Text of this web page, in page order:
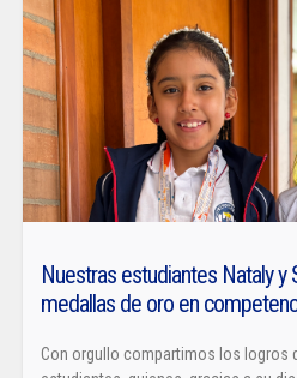
Nuestras estudiantes Nataly y
medallas de oro en
Con orgullo compartimos los logros